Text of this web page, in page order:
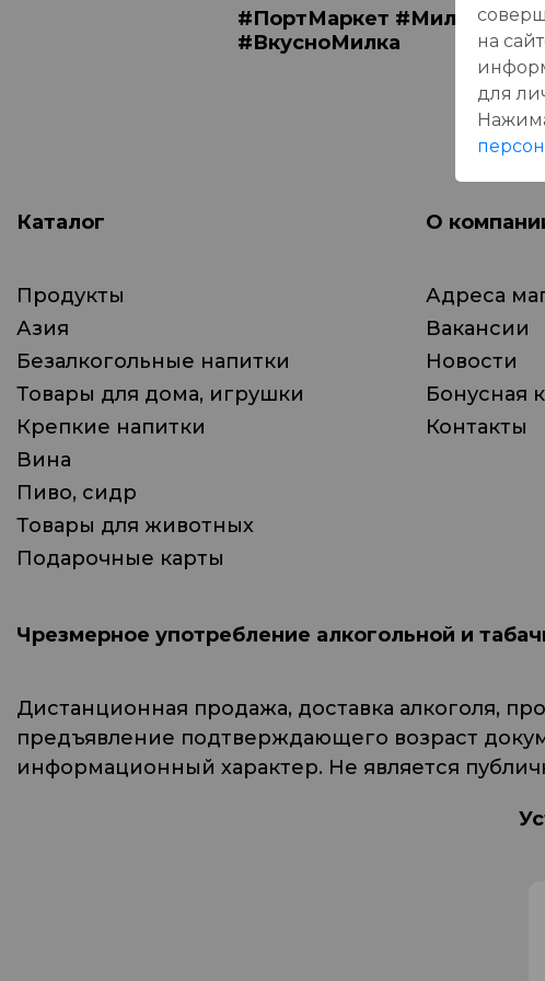
#ПортМаркет
#ВкусноМилка
Каталог
Продукты
Азия
Безалкогольные напитки
Товары для дома, игрушки
Крепкие напитки
Вина
Пиво, сидр
Товары для животных
Подарочные карты
О
Адреса
Вакансии
Новости
Бонусная
Контакты
Чрезмерное употребление алкогольной и
Дистанционная продажа, доставка алкоголя,
предъявление подтверждающего возраст
информационный характер. Не является
на
для